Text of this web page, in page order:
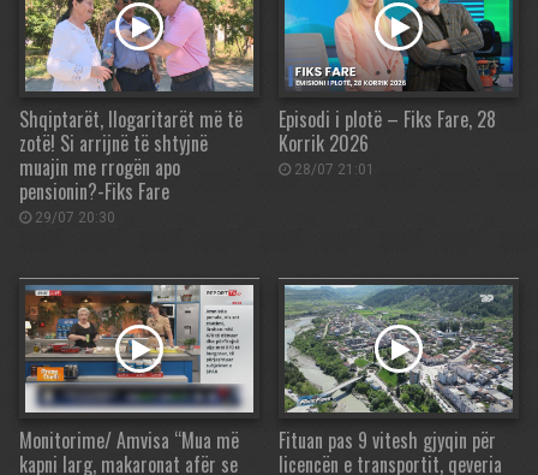
Shqiptarët, llogaritarët më të
zotë! Si arrijnë të shtyjnë
muajin me rrogën apo
pensionin?-Fiks Fare
29/07 20:30
Episodi i plotë – Fiks Fare, 28
Korrik 2026
28/07 21:01
Monitorime/ Amvisa “Mua më
kapni larg, makaronat afër se
Fituan pas 9 vitesh gjyqin për
licencën e transportit, qeveria